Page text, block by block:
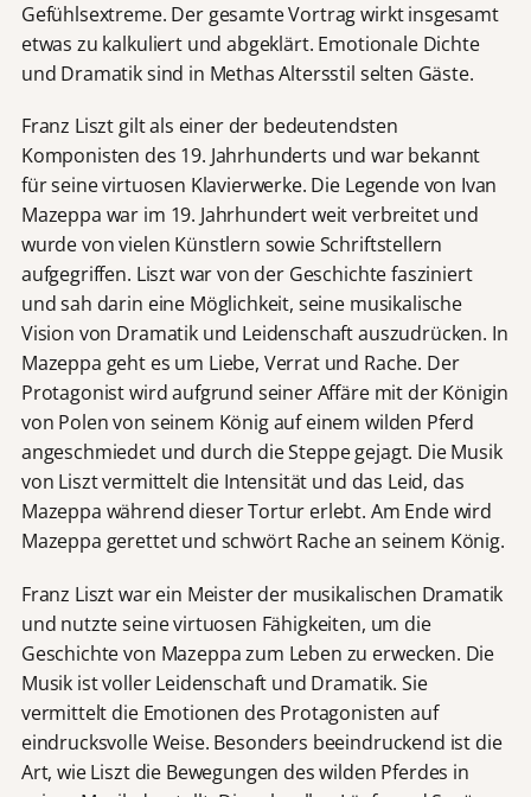
Gefühlsextreme. Der gesamte Vortrag wirkt insgesamt
etwas zu kalkuliert und abgeklärt. Emotionale Dichte
und Dramatik sind in Methas Altersstil selten Gäste.
Franz Liszt gilt als einer der bedeutendsten
Komponisten des 19. Jahrhunderts und war bekannt
für seine virtuosen Klavierwerke. Die Legende von Ivan
Mazeppa war im 19. Jahrhundert weit verbreitet und
wurde von vielen Künstlern sowie Schriftstellern
aufgegriffen. Liszt war von der Geschichte fasziniert
und sah darin eine Möglichkeit, seine musikalische
Vision von Dramatik und Leidenschaft auszudrücken. In
Mazeppa geht es um Liebe, Verrat und Rache. Der
Protagonist wird aufgrund seiner Affäre mit der Königin
von Polen von seinem König auf einem wilden Pferd
angeschmiedet und durch die Steppe gejagt. Die Musik
von Liszt vermittelt die Intensität und das Leid, das
Mazeppa während dieser Tortur erlebt. Am Ende wird
Mazeppa gerettet und schwört Rache an seinem König.
Franz Liszt war ein Meister der musikalischen Dramatik
und nutzte seine virtuosen Fähigkeiten, um die
Geschichte von Mazeppa zum Leben zu erwecken. Die
Musik ist voller Leidenschaft und Dramatik. Sie
vermittelt die Emotionen des Protagonisten auf
eindrucksvolle Weise. Besonders beeindruckend ist die
Art, wie Liszt die Bewegungen des wilden Pferdes in